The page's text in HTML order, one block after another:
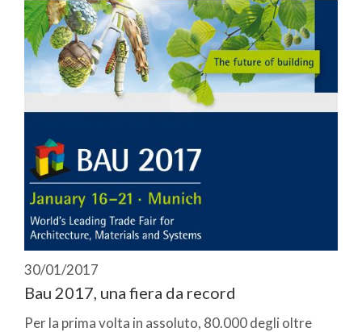
30/01/2017
Bau 2017, una fiera da record
Per la prima volta in assoluto, 80.000 degli oltre